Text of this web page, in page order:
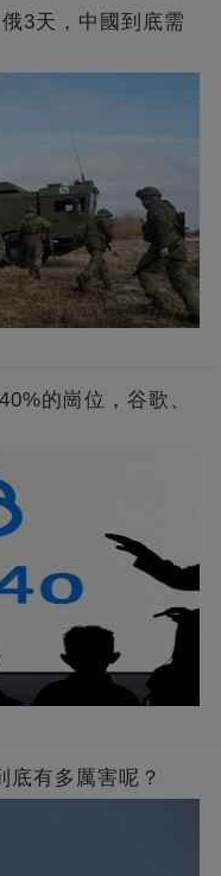
3天，中國到底需
的崗位，谷歌、
底有多厲害呢？